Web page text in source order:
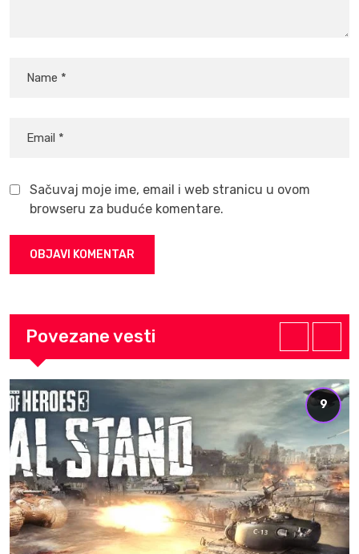
Sačuvaj moje ime, email i web stranicu u ovom
browseru za buduće komentare.
Povezane vesti
9